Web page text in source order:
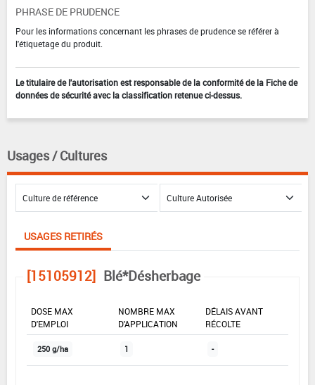
PHRASE DE PRUDENCE
Pour les informations concernant les phrases de prudence se référer à
l'étiquetage du produit.
Le titulaire de l'autorisation est responsable de la conformité de la Fiche de
données de sécurité avec la classification retenue ci-dessus.
Usages / Cultures
USAGES RETIRÉS
[15105912] Blé*Désherbage
DOSE MAX
D'EMPLOI
NOMBRE MAX
D'APPLICATION
DÉLAIS AVANT
RÉCOLTE
250 g/ha 1 -